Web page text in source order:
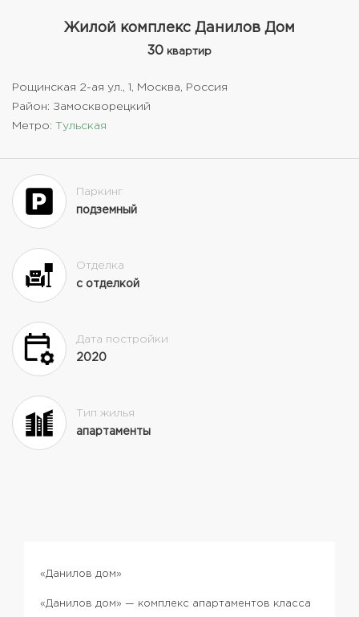
Жилой комплекс Данилов Дом
30 квартир
Рощинская 2-ая ул., 1, Москва, Россия
Район: Замоскворецкий
Метро: Тульская
Паркинг
подземный
Отделка
с отделкой
Дата постройки
2020
Тип жилья
апартаменты
«Данилов дом»
«Данилов дом» — комплекс апартаментов класса